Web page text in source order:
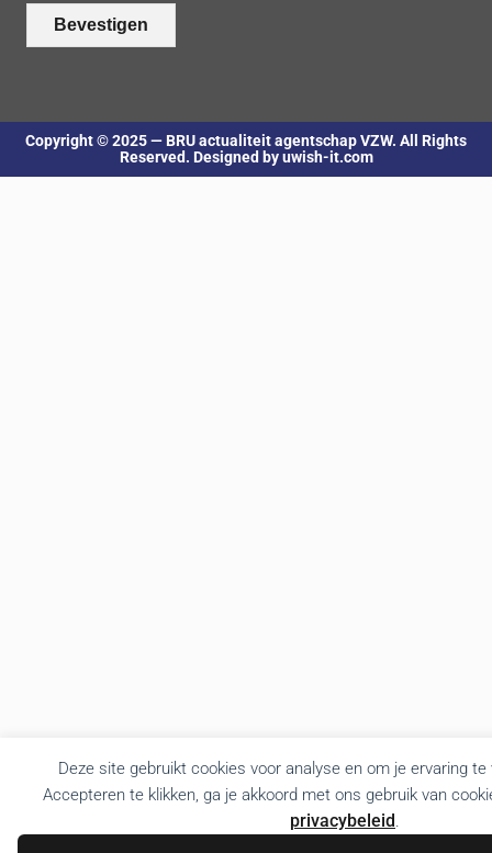
Deze site gebruikt cookies voor analyse en om je ervaring
Accepteren te klikken, ga je akkoord met ons gebruik van
privacybeleid.
Bevestigen
Copyright © 2025 — BRU actualiteit agentschap VZW. All Rights
Reserved. Designed by uwish-it.com